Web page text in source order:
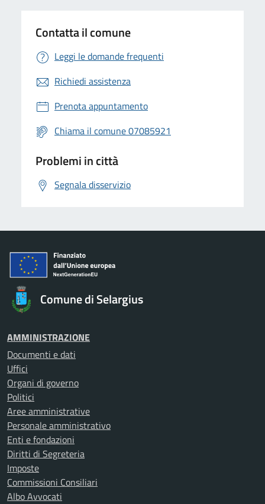
Contatta il comune
Leggi le domande frequenti
Richiedi assistenza
Prenota appuntamento
Chiama il comune 07085921
Problemi in città
Segnala disservizio
Comune di Selargius
AMMINISTRAZIONE
Documenti e dati
Uffici
Organi di governo
Politici
Aree amministrative
Personale amministrativo
Enti e fondazioni
Diritti di Segreteria
Imposte
Commissioni Consiliari
Albo Avvocati